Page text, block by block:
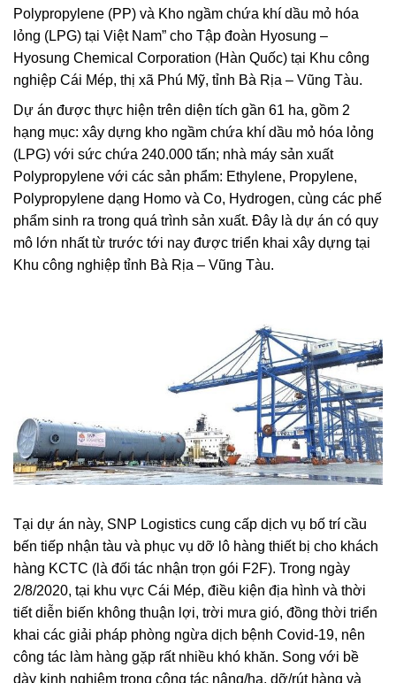
Polypropylene (PP) và Kho ngầm chứa khí dầu mỏ hóa
lỏng (LPG) tại Việt Nam” cho Tập đoàn Hyosung –
Hyosung Chemical Corporation (Hàn Quốc) tại Khu công
nghiệp Cái Mép, thị xã Phú Mỹ, tỉnh Bà Rịa – Vũng Tàu.
Dự án được thực hiện trên diện tích gần 61 ha, gồm 2
hạng mục: xây dựng kho ngầm chứa khí dầu mỏ hóa lỏng
(LPG) với sức chứa 240.000 tấn; nhà máy sản xuất
Polypropylene với các sản phẩm: Ethylene, Propylene,
Polypropylene dạng Homo và Co, Hydrogen, cùng các phế
phẩm sinh ra trong quá trình sản xuất. Đây là dự án có quy
mô lớn nhất từ trước tới nay được triển khai xây dựng tại
Khu công nghiệp tỉnh Bà Rịa – Vũng Tàu.
Tại dự án này, SNP Logistics cung cấp dịch vụ bố trí cầu
bến tiếp nhận tàu và phục vụ dỡ lô hàng thiết bị cho khách
hàng KCTC (là đối tác nhận trọn gói F2F). Trong ngày
2/8/2020, tại khu vực Cái Mép, điều kiện địa hình và thời
tiết diễn biến không thuận lợi, trời mưa gió, đồng thời triển
khai các giải pháp phòng ngừa dịch bệnh Covid-19, nên
công tác làm hàng gặp rất nhiều khó khăn. Song với bề
dày kinh nghiệm trong công tác nâng/hạ, dỡ/rút hàng và